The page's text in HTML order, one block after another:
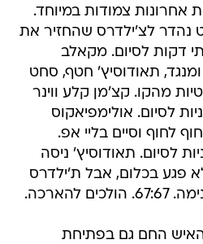
אחרונות צמודות במיוחד.
נהדר לצ'ילדרס שהחזיר את
ליתרון 62:63 שתי דקות לסיום. מקאלב
תאודוסיץ' חטף, סחט
מהקו. קצ'מן קלע ווינר
וקבע 65:65, 34 שניות לסיום. אולימפיאקוס
לחוף וסיים בליי אפ.
לסיום. תאודוסיץ' ניסה
פגע בכלום, אבל ת'ילדרס
להארכה.
החם גם בפתיחת